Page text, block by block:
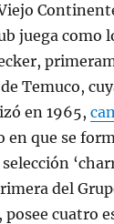
juega como
Temuco,
en 1965,
en que se
del
posee cuatro